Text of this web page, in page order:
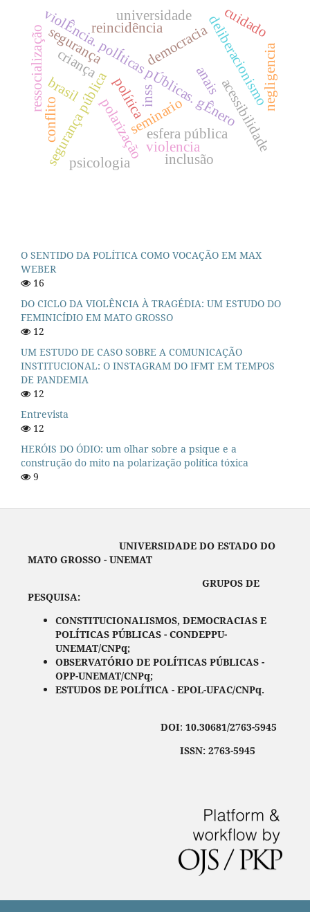
violÊncia. polÍticas pÚblicas. gÊnero
seminario
segurança pública anais
esfera pública
democraciadeliberacionismo
polarização
política
psicologia
brasil
ressocialização reincidência
conflito
segurança
criança
violencia
negligencia
inss
universidade
inclusão
acessibilidade
cuidado
O SENTIDO DA POLÍTICA COMO VOCAÇÃO EM MAX
WEBER
16
DO CICLO DA VIOLÊNCIA À TRAGÉDIA: UM ESTUDO DO
FEMINICÍDIO EM MATO GROSSO
12
UM ESTUDO DE CASO SOBRE A COMUNICAÇÃO
INSTITUCIONAL: O INSTAGRAM DO IFMT EM TEMPOS
DE PANDEMIA
12
Entrevista
12
HERÓIS DO ÓDIO: um olhar sobre a psique e a
construção do mito na polarização política tóxica
9
UNIVERSIDADE DO ESTADO DO
MATO GROSSO - UNEMAT
GRUPOS DE
PESQUISA:
CONSTITUCIONALISMOS, DEMOCRACIAS E
POLÍTICAS PÚBLICAS - CONDEPPU-
UNEMAT/CNPq;
OBSERVATÓRIO DE POLÍTICAS PÚBLICAS -
OPP-UNEMAT/CNPq;
ESTUDOS DE POLÍTICA - EPOL-UFAC/CNPq.
DOI: 10.30681/2763-5945
ISSN: 2763-5945